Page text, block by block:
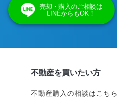
売却・購入のご相談は
LINEからもOK！
不動産を買いたい方
不動産購入の相談はこちら